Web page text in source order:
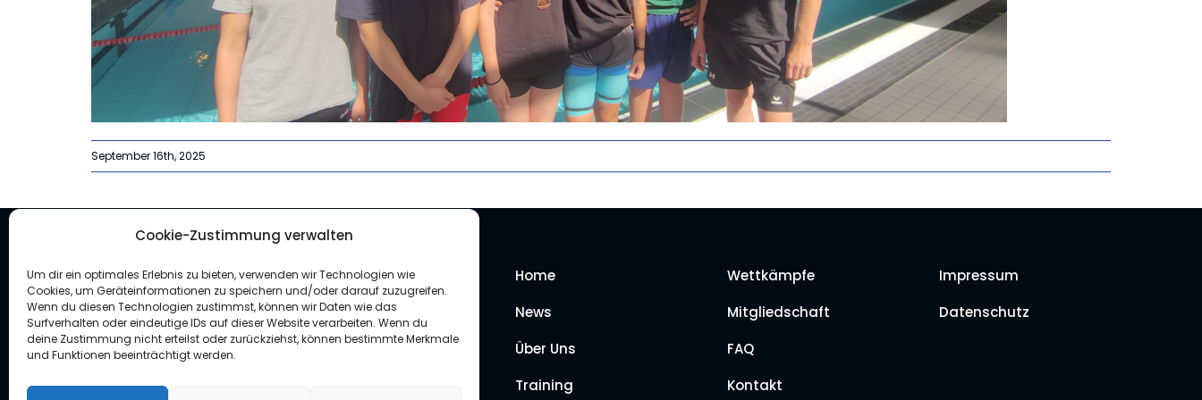
Cookie-Zustimmung verwalten
Um dir ein optimales Erlebnis zu bieten, verwenden wir Technologien wie
Cookies, um Geräteinformationen zu speichern und/oder darauf zuzugreifen.
Wenn du diesen Technologien zustimmst, können wir Daten wie das
Surfverhalten oder eindeutige IDs auf dieser Website verarbeiten. Wenn du
deine Zustimmung nicht erteilst oder zurückziehst, können bestimmte Merkmale
und Funktionen beeinträchtigt werden.
September 16th, 2025
Home
News
Über Uns
Training
Wettkämpfe
Mitgliedschaft
FAQ
Kontakt
Impressum
Datenschutz